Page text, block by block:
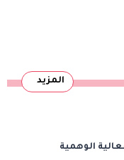
المزيد
الوهمية